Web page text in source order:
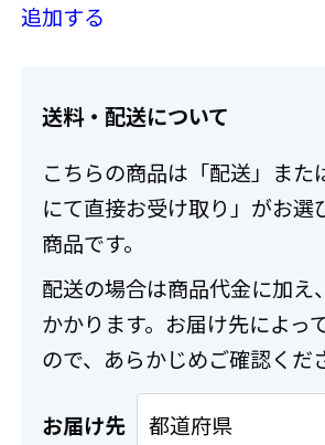
追加する
送料・配送について
こちらの商品は「配送」また
にて直接お受け取り」がお選
商品です。
配送の場合は商品代金に加え
かかります。お届け先によっ
ので、あらかじめご確認くだ
お届け先